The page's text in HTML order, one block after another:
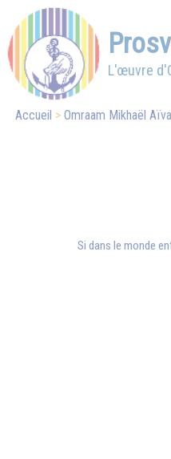
L'œuvre
Accueil Omraam Mikhaël
Si dans le monde